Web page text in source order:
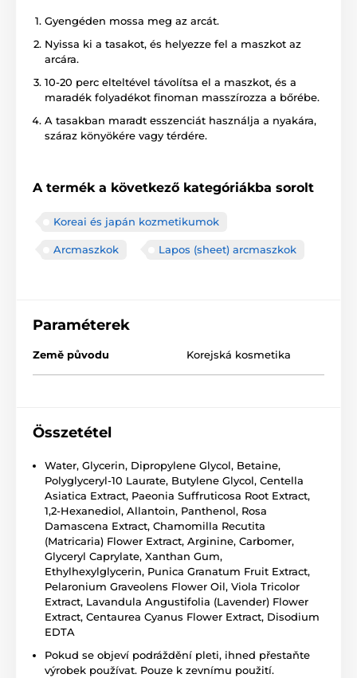
Gyengéden mossa meg az arcát.
Nyissa ki a tasakot, és helyezze fel a maszkot az
arcára.
10-20 perc elteltével távolítsa el a maszkot, és a
maradék folyadékot finoman masszírozza a bőrébe.
A tasakban maradt esszenciát használja a nyakára,
száraz könyökére vagy térdére.
A termék a következő kategóriákba sorolt
Koreai és japán kozmetikumok
Arcmaszkok Lapos (sheet) arcmaszkok
Paraméterek
Země původu Korejská kosmetika
Összetétel
Water, Glycerin, Dipropylene Glycol, Betaine,
Polyglyceryl-10 Laurate, Butylene Glycol, Centella
Asiatica Extract, Paeonia Suffruticosa Root Extract,
1,2-Hexanediol, Allantoin, Panthenol, Rosa
Damascena Extract, Chamomilla Recutita
(Matricaria) Flower Extract, Arginine, Carbomer,
Glyceryl Caprylate, Xanthan Gum,
Ethylhexylglycerin, Punica Granatum Fruit Extract,
Pelaronium Graveolens Flower Oil, Viola Tricolor
Extract, Lavandula Angustifolia (Lavender) Flower
Extract, Centaurea Cyanus Flower Extract, Disodium
EDTA
Pokud se objeví podráždění pleti, ihned přestaňte
výrobek používat. Pouze k zevnímu použití.